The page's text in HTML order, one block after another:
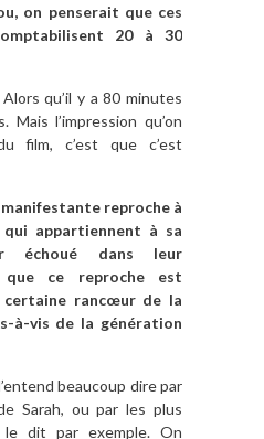
on penserait que ces
20 à 30
qu’il y a 80 minutes
Mais l’impression qu’on
film, c’est que c’est
reproche à
appartiennent à sa
échoué dans leur
que ce reproche est
certaine rancœur de la
à-vis de la génération
beaucoup dire par
Sarah, ou par les plus
dit par exemple. On